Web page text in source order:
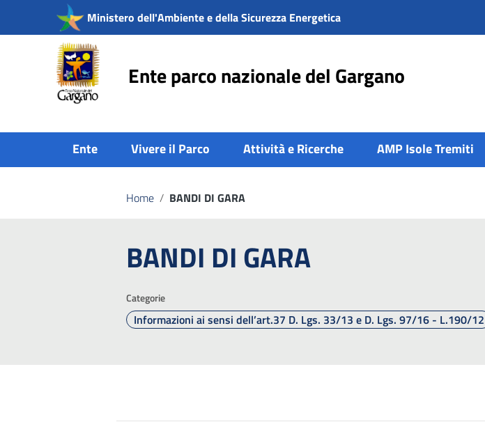
Vai ai contenuti
Vai al menu di navigazione
Vai al footer
Ministero dell'Ambiente e della Sicurezza Energetica
Ente parco nazionale del Gargano
Ente Vivere il Parco Attività e Ricerche AMP Isole Tremiti
Home / BANDI DI GARA
BANDI DI GARA
Categorie
Informazioni ai sensi dell’art.37 D. Lgs. 33/13 e D. Lgs. 97/16 - L.190/12